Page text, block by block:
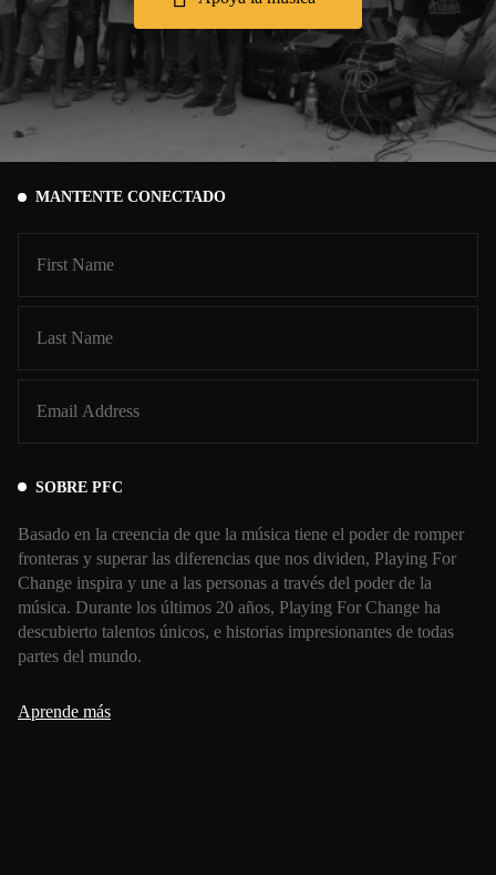
MANTENTE CONECTADO
SOBRE PFC
Basado en la creencia de que la música tiene el poder de romper
fronteras y superar las diferencias que nos dividen, Playing For
Change inspira y une a las personas a través del poder de la
música. Durante los últimos 20 años, Playing For Change ha
descubierto talentos únicos, e historias impresionantes de todas
partes del mundo.
Aprende más